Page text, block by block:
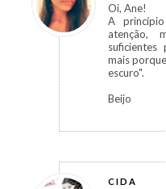
Oi, Ane!
A
atenção,
mais
escuro".
Beijo
CIDA